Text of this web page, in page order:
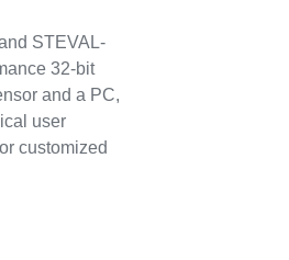
STEVAL-
32-bit
and a PC,
user
customized